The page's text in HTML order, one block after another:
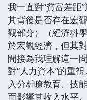
我一直對“貧富差距
其背後是否存在宏
觀部分）（經濟科
於宏觀經濟，但其
間接為我理解這一
對“人力資本”的重
入分析瞭教育、技
而影響其收入水平